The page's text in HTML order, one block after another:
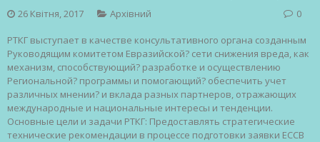
26 Квітня, 2017 Архівний 0
РТКГ выступает в качестве консультативного органа созданным
Руководящим комитетом Евразийской? сети снижения вреда, как
механизм, способствующий? разработке и осуществлению
Региональной? программы и помогающий? обеспечить учет
различных мнении? и вклада разных партнеров, отражающих
международные и национальные интересы и тенденции.
Основные цели и задачи РТКГ: Предоставлять стратегические
технические рекомендации в процессе подготовки заявки ЕССВ